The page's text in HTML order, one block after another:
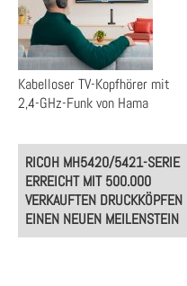
Kabelloser TV-Kopfhörer mit
2,4-GHz-Funk von Hama
Post
navigation
RICOH MH5420/5421-SERIE
ERREICHT MIT 500.000
VERKAUFTEN DRUCKKÖPFEN
EINEN NEUEN MEILENSTEIN